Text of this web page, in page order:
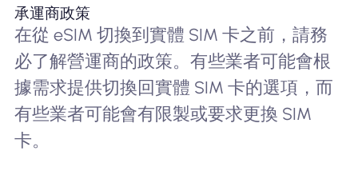
承運商政策
在從 eSIM 切換到實體 SIM 卡之前，請務
必了解營運商的政策。有些業者可能會根
據需求提供切換回實體 SIM 卡的選項，而
有些業者可能會有限製或要求更換 SIM
卡。